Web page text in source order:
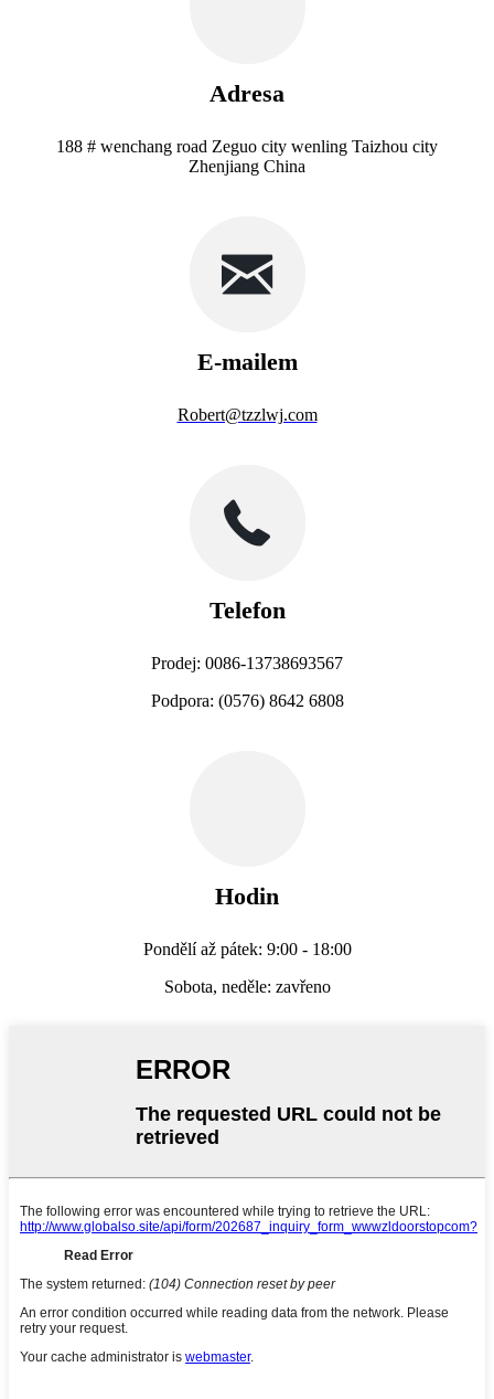
Adresa
188 # wenchang road Zeguo city wenling Taizhou city
Zhenjiang China
E-mailem
Robert@tzzlwj.com
Telefon
Prodej: 0086-13738693567
Podpora: (0576) 8642 6808
Hodin
Pondělí až pátek: 9:00 - 18:00
Sobota, neděle: zavřeno